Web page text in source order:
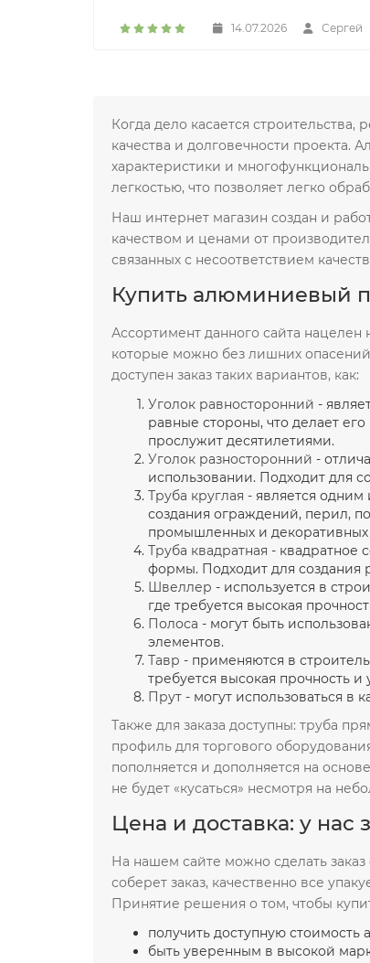
14.07.2026 Сергей
Когда дело касается
качества и долговечности
характеристики и
легкостью, что позволяет легко
Наш интернет магазин создан и
качеством и ценами от
связанных с несоответствием
Купить алюминиевый
Ассортимент данного сайта
которые можно без лишних
доступен заказ таких вариантов, как:
Уголок равносторонний -
равные стороны, что делает
прослужит десятилетиями.
Уголок разносторонний -
использовании. Подходит для
Труба круглая - является
создания ограждений, перил,
промышленных и декоративных
Труба квадратная - квадратное
формы. Подходит для создания
Швеллер - используется в
где требуется высокая
Полоса - могут быть
элементов.
Тавр - применяются в
требуется высокая прочность и
Прут - могут использоваться в
Также для заказа доступны: труба
профиль для торгового
пополняется и дополняется на
не будет «кусаться» несмотря на
Цена и доставка: у нас
На нашем сайте можно сделать
соберет заказ, качественно все
Принятие решения о том, чтобы
получить доступную
быть уверенным в высокой